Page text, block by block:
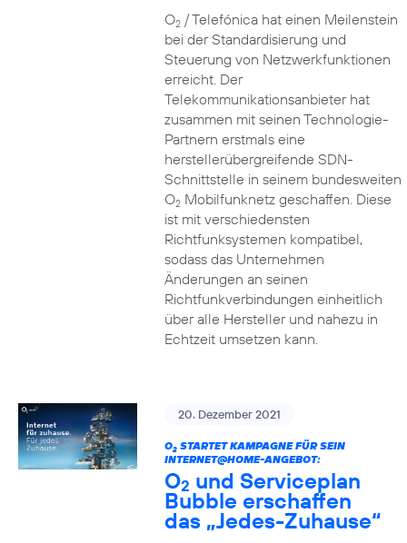
O2/ Telefónica hat einen Meilenstein
bei der Standardisierung und
Steuerung von Netzwerkfunktionen
erreicht. Der
Telekommunikationsanbieter hat
zusammen mit seinen Technologie-
Partnern erstmals eine
herstellerübergreifende SDN-
Schnittstelle in seinem bundesweiten
O2Mobilfunknetz geschaffen. Diese
ist mit verschiedensten
Richtfunksystemen kompatibel,
sodass das Unternehmen
Änderungen an seinen
Richtfunkverbindungen einheitlich
über alle Hersteller und nahezu in
Echtzeit umsetzen kann.
20. Dezember 2021
O2STARTET KAMPAGNE FÜR SEIN
INTERNET@HOME-ANGEBOT:
O2 und Serviceplan
Bubble erschaffen
das „Jedes-Zuhause“